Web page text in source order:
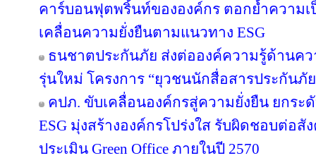
คาร์บอนฟุตพริ้นท์ขององค์กร ตอกย้ำความ
เคลื่อนความยั่งยืนตามแนวทาง ESG
ธนชาตประกันภัย ส่งต่อองค์ความรู้ด้านค
รุ่นใหม่ โครงการ “ยุวชนนักสื่อสารประกันภั
คปภ. ขับเคลื่อนองค์กรสู่ความยั่งยืน ยกระ
ESG มุ่งสร้างองค์กรโปร่งใส รับผิดชอบต่อ
ประเมิน Green Office ภายในปี 2570